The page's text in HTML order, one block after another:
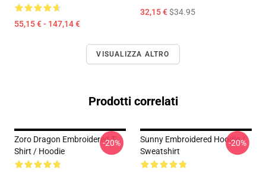
55,15 € - 147,14 €
32,15 €$34.95
VISUALIZZA ALTRO
Prodotti correlati
Zoro Dragon Embroidered T-
Shirt / Hoodie
-20%
Sunny Embroidered Hoodie /
Sweatshirt
-20%